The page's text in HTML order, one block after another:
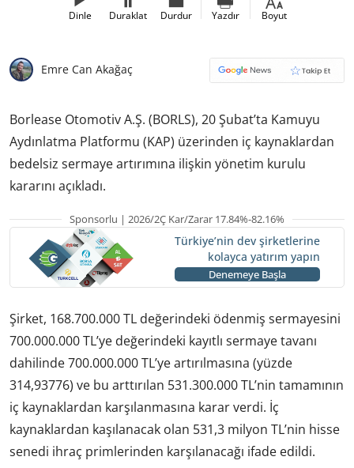
Dinle Duraklat Durdur Yazdır Boyut
Emre Can Akağaç
Borlease Otomotiv A.Ş. (BORLS), 20 Şubat’ta Kamuyu
Aydınlatma Platformu (KAP) üzerinden iç kaynaklardan
bedelsiz sermaye artırımına ilişkin yönetim kurulu
kararını açıkladı.
Sponsorlu | 2026/2Ç Kar/Zarar 17.84%-82.16%
Türkiye’nin dev şirketlerine
kolayca yatırım yapın
Denemeye Başla
Şirket, 168.700.000 TL değerindeki ödenmiş sermayesini
700.000.000 TL’ye değerindeki kayıtlı sermaye tavanı
dahilinde 700.000.000 TL’ye artırılmasına (yüzde
314,93776) ve bu arttırılan 531.300.000 TL’nin tamamının
iç kaynaklardan karşılanmasına karar verdi. İç
kaynaklardan kaşılanacak olan 531,3 milyon TL’nin hisse
senedi ihraç primlerinden karşılanacağı ifade edildi.